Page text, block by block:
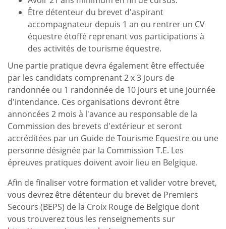
Être détenteur du brevet d'aspirant
accompagnateur depuis 1 an ou rentrer un CV
équestre étoffé reprenant vos participations à
des activités de tourisme équestre.
Une partie pratique devra également être effectuée
par les candidats comprenant 2 x 3 jours de
randonnée ou 1 randonnée de 10 jours et une journée
d'intendance. Ces organisations devront être
annoncées 2 mois à l'avance au responsable de la
Commission des brevets d'extérieur et seront
accréditées par un Guide de Tourisme Equestre ou une
personne désignée par la Commission T.E. Les
épreuves pratiques doivent avoir lieu en Belgique.
Afin de finaliser votre formation et valider votre brevet,
vous devrez être détenteur du brevet de Premiers
Secours (BEPS) de la Croix Rouge de Belgique dont
vous trouverez tous les renseignements sur